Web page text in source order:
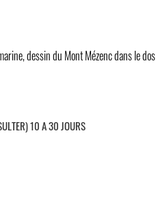
dessin du Mont Mézenc dans le dos
10 A 30 JOURS